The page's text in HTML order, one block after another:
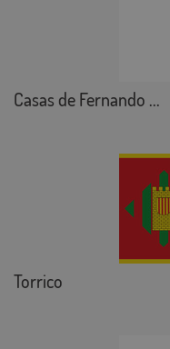
Casas de Fernando ...
Torrico